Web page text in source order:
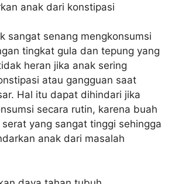
anak dari konstipasi
sangat senang mengkonsumsi
tingkat gula dan tepung yang
heran jika anak sering
atau gangguan saat
Hal itu dapat dihindari jika
secara rutin, karena buah
yang sangat tinggi sehingga
anak dari masalah